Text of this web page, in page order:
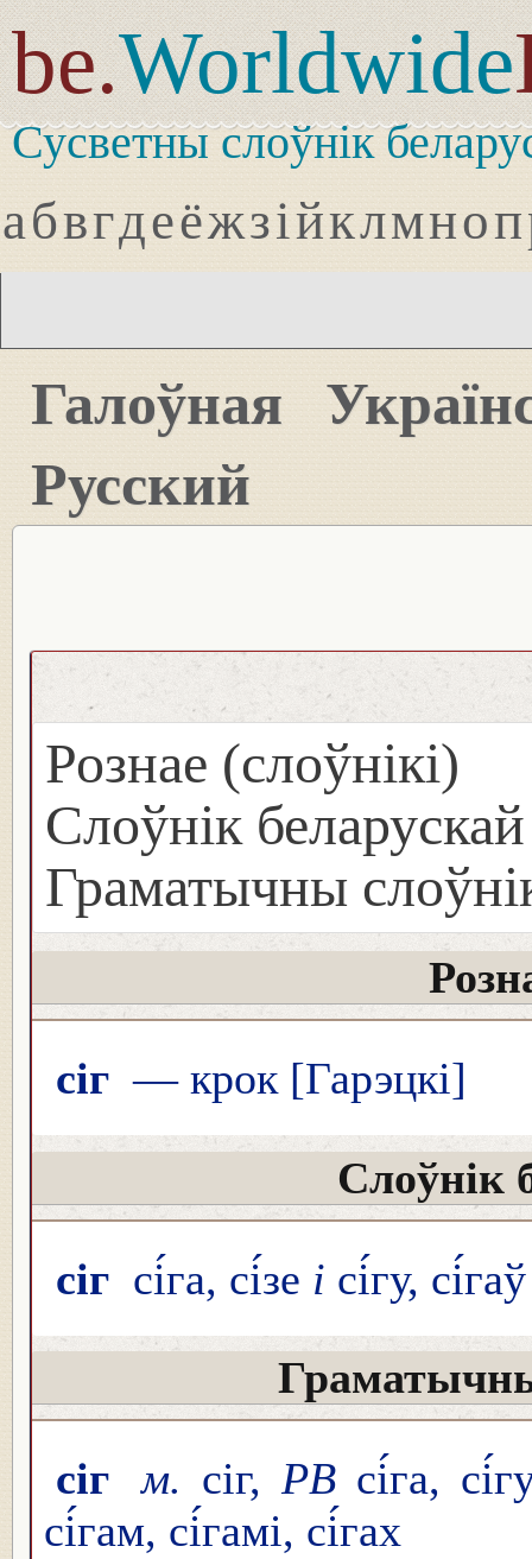
be.Worldwide
Сусветны слоўнік
абвгдеёжзійклмноп
Галоўная
Русский
Рознае (слоўнікі)
Слоўнік
Граматычны
сіг — крок [Гарэцкі]
Слоўнік
сіг сі́га, сі́зе і сі́гу, сі́гаў
сіг м. сіг, РВ сі́га,
сі́гам, сі́гамі, сі́гах